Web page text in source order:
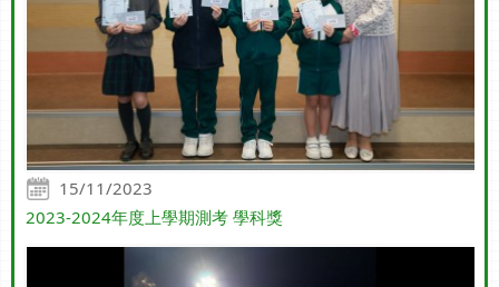
15/11/2023
2023-2024年度上學期測考 學科獎